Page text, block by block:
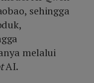
sehingga
melalui
AI.